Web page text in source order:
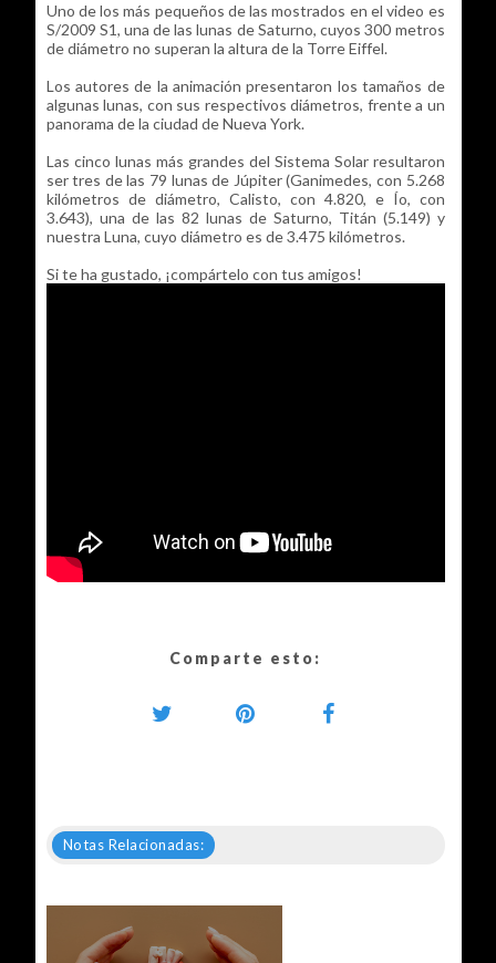
Uno de los más pequeños de las mostrados en el video es
S/2009 S1, una de las lunas de Saturno, cuyos 300 metros
de diámetro no superan la altura de la Torre Eiffel.
Los autores de la animación presentaron los tamaños de
algunas lunas, con sus respectivos diámetros, frente a un
panorama de la ciudad de Nueva York.
Las cinco lunas más grandes del Sistema Solar resultaron
ser tres de las 79 lunas de Júpiter (Ganimedes, con 5.268
kilómetros de diámetro, Calisto, con 4.820, e Ío, con
3.643), una de las 82 lunas de Saturno, Titán (5.149) y
nuestra Luna, cuyo diámetro es de 3.475 kilómetros.
Si te ha gustado, ¡compártelo con tus amigos!
Comparte esto:
Notas Relacionadas: